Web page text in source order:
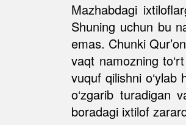
Mazhabdagi
Shuning uchun bu
emas. Chunki
vaqt namozning
vuquf qilishni o‘ylab
o‘zgarib turadigan
boradagi ixtilof